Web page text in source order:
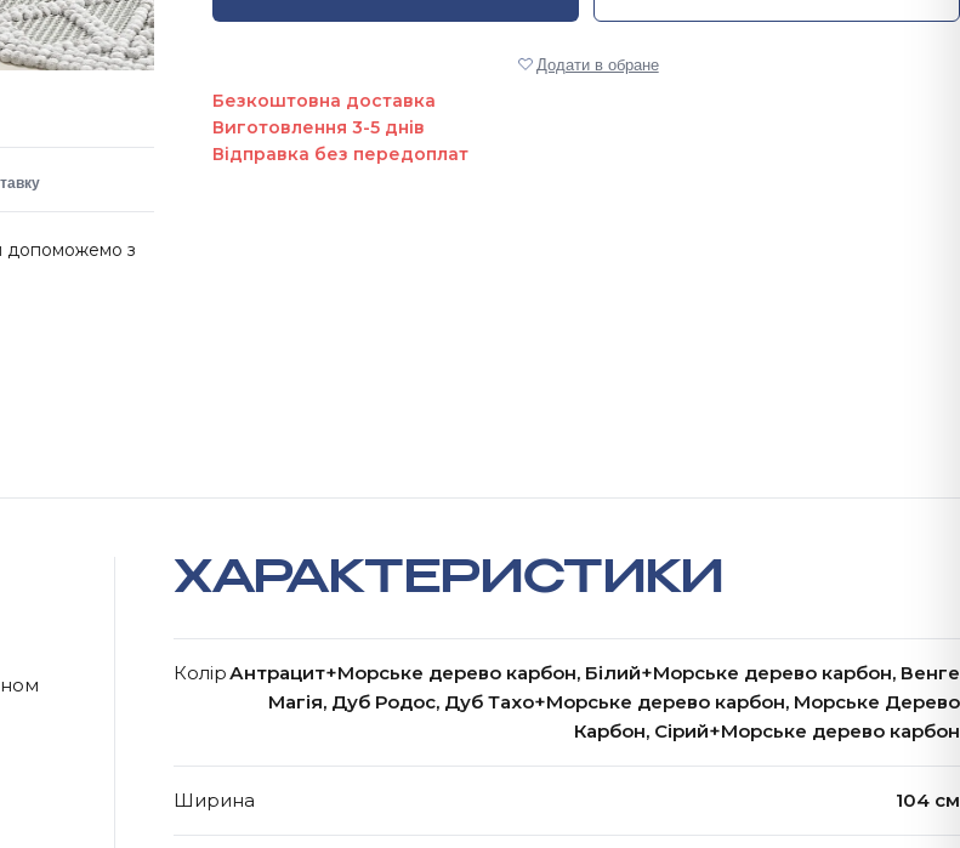
Додати в обране
Безкоштовна доставка
Виготовлення 3-5 днів
Відправка без передоплат
допоможемо з
ХАРАКТЕРИСТИКИ
КолірАнтрацит+Морське дерево карбон, Білий+Морське дерево карбон, Венге
Магія, Дуб Родос, Дуб Тахо+Морське дерево карбон, Морське Дерево
Карбон, Сірий+Морське дерево карбон
Ширина 104 см